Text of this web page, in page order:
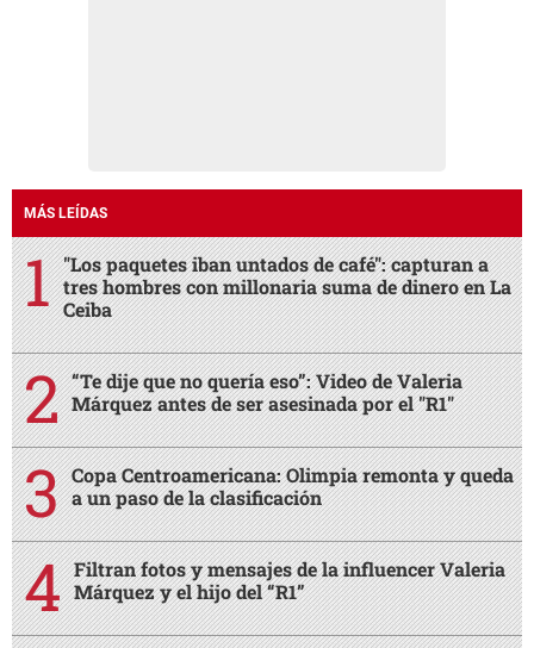
MÁS LEÍDAS
"Los paquetes iban untados de café": capturan a
tres hombres con millonaria suma de dinero en La
Ceiba
“Te dije que no quería eso”: Video de Valeria
Márquez antes de ser asesinada por el "R1"
Copa Centroamericana: Olimpia remonta y queda
a un paso de la clasificación
Filtran fotos y mensajes de la influencer Valeria
Márquez y el hijo del “R1”